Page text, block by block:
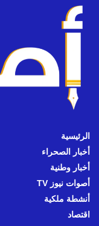
الرئيسية
أخبار الصحراء
أخبار وطنية
أصوات نيوز TV
أنشطة ملكية
اقتصاد